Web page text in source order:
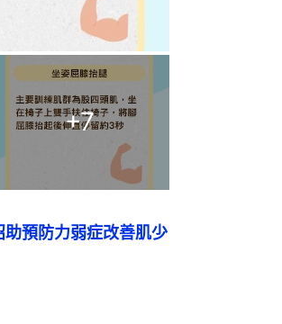
+7
預防力弱症改善肌少